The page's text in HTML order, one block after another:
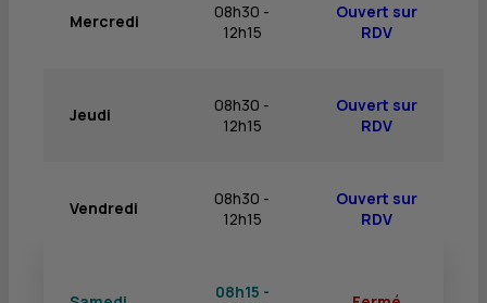
Mercredi
08h30 -
12h15
Ouvert sur
RDV
Jeudi
08h30 -
12h15
Ouvert sur
RDV
Vendredi
08h30 -
12h15
Ouvert sur
RDV
08h15 -